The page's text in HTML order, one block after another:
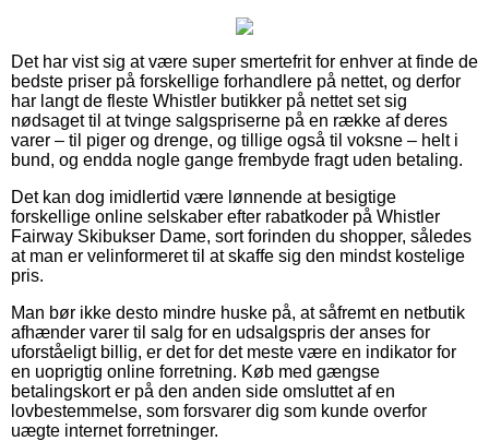
Det har vist sig at være super smertefrit for enhver at finde de
bedste priser på forskellige forhandlere på nettet, og derfor
har langt de fleste Whistler butikker på nettet set sig
nødsaget til at tvinge salgspriserne på en række af deres
varer – til piger og drenge, og tillige også til voksne – helt i
bund, og endda nogle gange frembyde fragt uden betaling.
Det kan dog imidlertid være lønnende at besigtige
forskellige online selskaber efter rabatkoder på Whistler
Fairway Skibukser Dame, sort forinden du shopper, således
at man er velinformeret til at skaffe sig den mindst kostelige
pris.
Man bør ikke desto mindre huske på, at såfremt en netbutik
afhænder varer til salg for en udsalgspris der anses for
uforståeligt billig, er det for det meste være en indikator for
en uoprigtig online forretning. Køb med gængse
betalingskort er på den anden side omsluttet af en
lovbestemmelse, som forsvarer dig som kunde overfor
uægte internet forretninger.